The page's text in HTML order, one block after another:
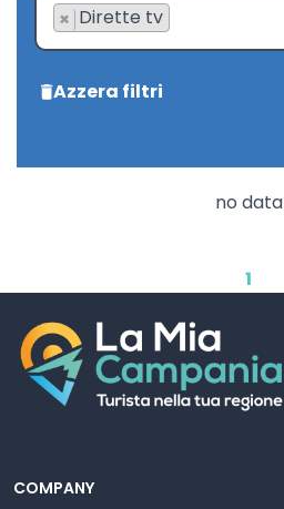
× Dirette tv
Azzera filtri
no data
1
COMPANY